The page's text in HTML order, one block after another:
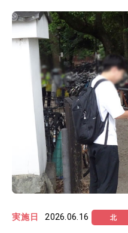
実施日 2026.06.16 北